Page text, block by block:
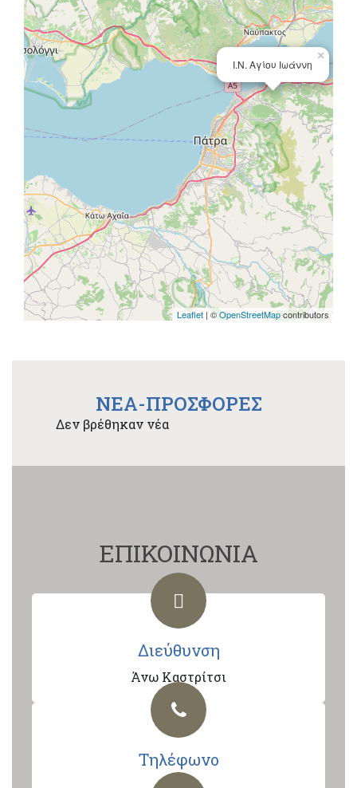
Ι.Ν. Αγίου Ιωάννη
×
Leaflet | ©OpenStreetMapcontributors
NEA-ΠΡΟΣΦΟΡΕΣ
Δεν βρέθηκαν νέα
ΕΠΙΚΟΙΝΩΝΙΑ
Διεύθυνση
Άνω Καστρίτσι
Τηλέφωνο